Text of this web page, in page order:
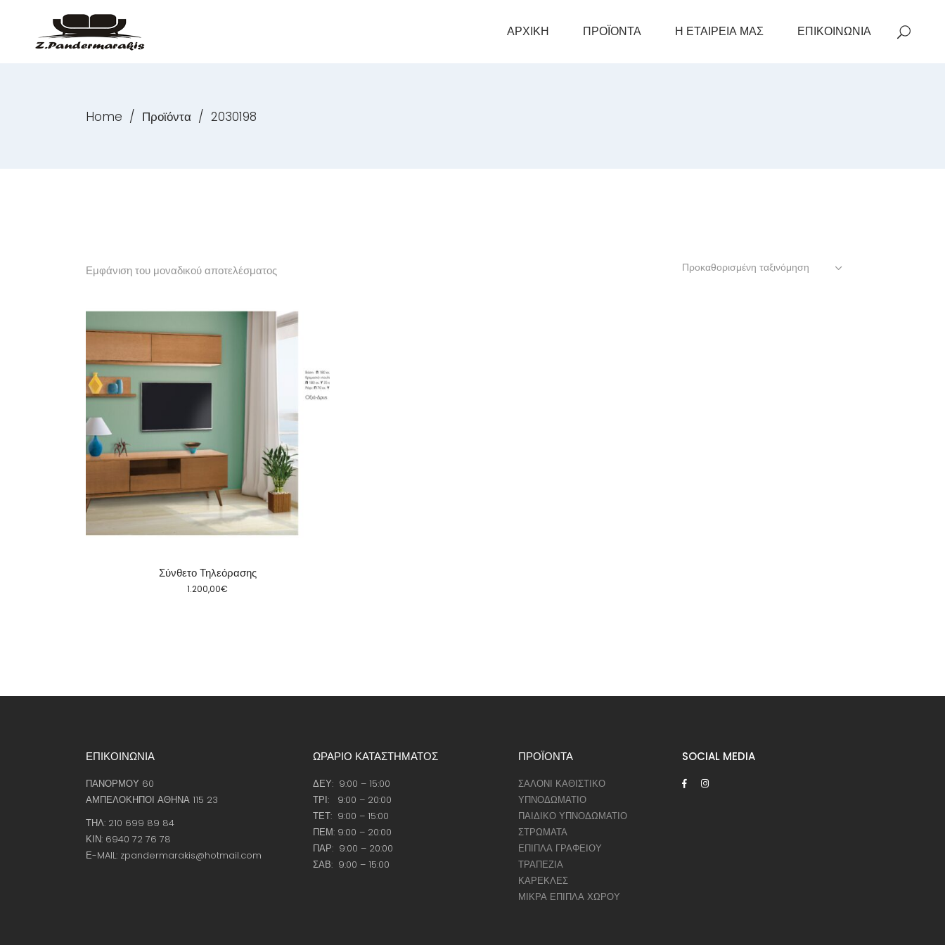
ΑΡΧΙΚΗ ΠΡΟΪΟΝΤΑ Η ΕΤΑΙΡΕΙΑ ΜΑΣ ΕΠΙΚΟΙΝΩΝΙΑ
Home / Προϊόντα / 2030198
Εμφάνιση του μοναδικού αποτελέσματος Προκαθορισμένη ταξινόμηση
Σύνθετο Τηλεόρασης
1.200,00€
ΕΠΙΚΟΙΝΩΝΙΑ
ΠΑΝΟΡΜΟΥ 60
ΑΜΠΕΛΟΚΗΠΟΙ ΑΘΗΝΑ 115 23
ΤΗΛ: 210 699 89 84
ΚΙΝ: 6940 72 76 78
Ε-MAIL: zpandermarakis@hotmail.com
ΩΡΑΡΙΟ ΚΑΤΑΣΤΗΜΑΤΟΣ
ΔΕΥ: 9:00 – 15:00
ΤΡΙ: 9:00 – 20:00
ΤΕΤ: 9:00 – 15:00
ΠΕΜ: 9:00 – 20:00
ΠΑΡ: 9:00 – 20:00
ΣΑΒ: 9:00 – 15:00
ΠΡΟΪΟΝΤΑ
ΣΑΛΟΝΙ ΚΑΘΙΣΤΙΚΟ
ΥΠΝΟΔΩΜΑΤΙΟ
ΠΑΙΔΙΚΟ ΥΠΝΟΔΩΜΑΤΙΟ
ΣΤΡΩΜΑΤΑ
ΕΠΙΠΛΑ ΓΡΑΦΕΙΟΥ
ΤΡΑΠΕΖΙΑ
ΚΑΡΕΚΛΕΣ
ΜΙΚΡΑ ΕΠΙΠΛΑ ΧΩΡΟΥ
SOCIAL MEDIA